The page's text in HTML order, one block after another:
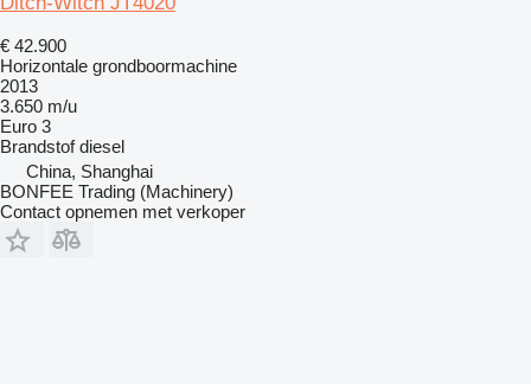
€ 42.900
Horizontale grondboormachine
2013
3.650 m/u
Euro 3
Brandstof diesel
China, Shanghai
BONFEE Trading (Machinery)
Contact opnemen met verkoper